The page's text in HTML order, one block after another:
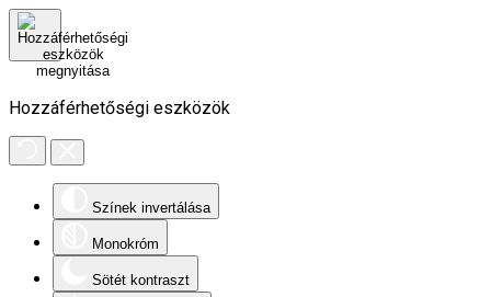
Hozzáférhetőségi eszközök
Színek invertálása
Monokróm
Sötét kontraszt